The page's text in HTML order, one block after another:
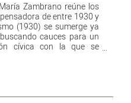
Zambrano reúne los
de entre 1930 y
(1930) se sumerge ya
cauces para un
cívica con la que se
Serán Los
se abran hacia